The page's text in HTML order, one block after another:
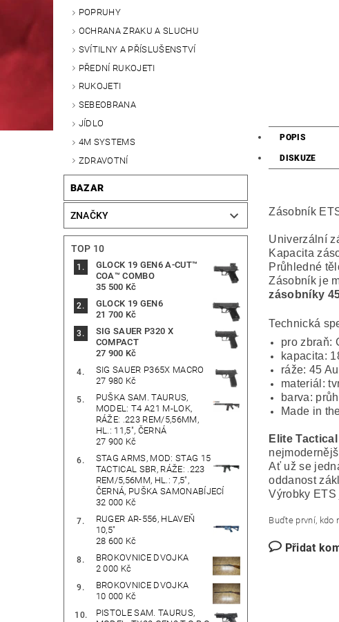
POPRUHY
OCHRANA ZRAKU A SLUCHU
SVÍTILNY A PŘÍSLUŠENSTVÍ
PŘEDNÍ RUKOJETI
RUKOJETI
SEBEOBRANA
JÍDLO
4M SYSTEMS
ZDRAVOTNÍ
BAZAR
ZNAČKY
TOP 10
GLOCK 19 GEN6 A-CUT™
COA™ COMBO
35 500 Kč
GLOCK 19 GEN6
21 700 Kč
SIG SAUER P320 X
COMPACT
27 900 Kč
SIG SAUER P365X MACRO
27 980 Kč
PUŠKA SAM. TAURUS,
MODEL: T4 A21 M-LOK,
RÁŽE: .223 REM/5,56MM,
HL.: 11,5", ČERNÁ
27 900 Kč
STAG ARMS, MOD: STAG 15
TACTICAL SBR, RÁŽE: .223
REM/5,56MM, HL.: 7,5",
ČERNÁ, PUŠKA SAMONABÍJECÍ
32 000 Kč
RUGER AR-556, HLAVEŇ
10,5"
28 600 Kč
BROKOVNICE DVOJKA
2 000 Kč
BROKOVNICE DVOJKA
10 000 Kč
PISTOLE SAM. TAURUS,
POPIS
DISKUZE
Zásobník
Univerzální
Kapacita
Průhledné
Zásobník je
zásobníky
Technická
pro zbraň:
kapacita:
ráže: 45
materiál:
barva:
Made in
Elite
Ať už se
oddanost
Výrobky
Buďte první, kdo
Přidat